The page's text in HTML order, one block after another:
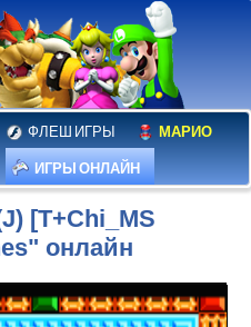
ФЛЕШ ИГРЫ МАРИО
ИГРЫ ОНЛАЙН
[T+Chi_MS
онлайн